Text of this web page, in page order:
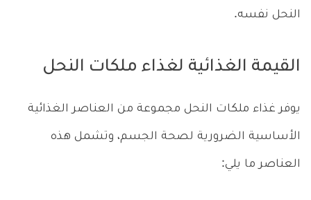
النحل نفسه.
القيمة الغذائية لغذاء ملكات النحل
يوفر غذاء ملكات النحل مجموعة من العناصر الغذائية
الأساسية الضرورية لصحة الجسم، وتشمل هذه
العناصر ما يلي: